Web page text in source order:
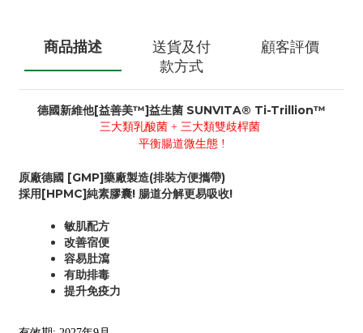
商品描述
送貨及付
款方式
顧客評價
德國新維他[益善美™]益生菌 SUNVITA® Ti-Trillion™
三大類乳酸菌 + 三大類雙歧桿菌
平衡腸道微生態 !
原廠德國 [GMP]藥廠製造(排裝方便攜帶)
採用[HPMC]純素膠囊! 腸道分解更易吸收!
敏肌配方
改善宿便
容易肚瀉
有助排毒
提升免疫力